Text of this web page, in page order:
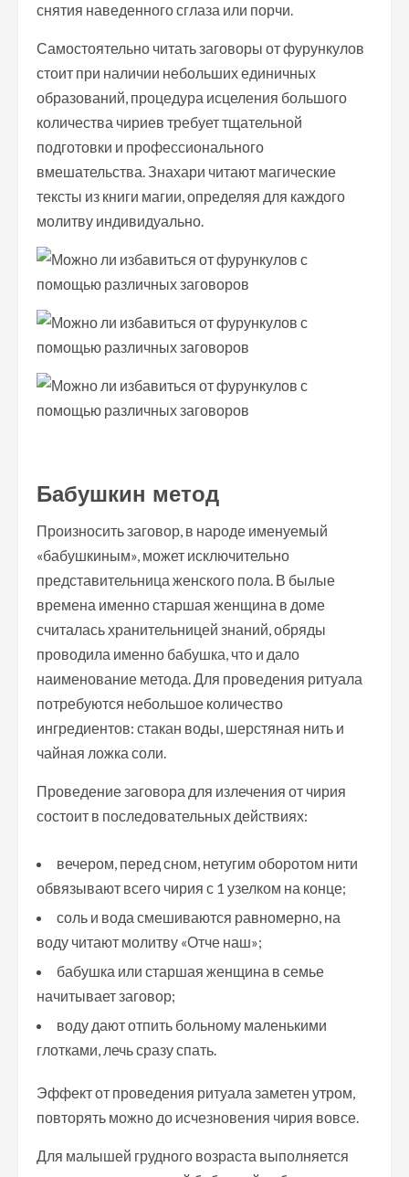
снятия наведенного сглаза или порчи.
Самостоятельно читать заговоры от фурункулов
стоит при наличии небольших единичных
образований, процедура исцеления большого
количества чириев требует тщательной
подготовки и профессионального
вмешательства. Знахари читают магические
тексты из книги магии, определяя для каждого
молитву индивидуально.
Бабушкин метод
Произносить заговор, в народе именуемый
«бабушкиным», может исключительно
представительница женского пола. В былые
времена именно старшая женщина в доме
считалась хранительницей знаний, обряды
проводила именно бабушка, что и дало
наименование метода. Для проведения ритуала
потребуются небольшое количество
ингредиентов: стакан воды, шерстяная нить и
чайная ложка соли.
Проведение заговора для излечения от чирия
состоит в последовательных действиях:
вечером, перед сном, нетугим оборотом нити
обвязывают всего чирия с 1 узелком на конце;
соль и вода смешиваются равномерно, на
воду читают молитву «Отче наш»;
бабушка или старшая женщина в семье
начитывает заговор;
воду дают отпить больному маленькими
глотками, лечь сразу спать.
Эффект от проведения ритуала заметен утром,
повторять можно до исчезновения чирия вовсе.
Для малышей грудного возраста выполняется